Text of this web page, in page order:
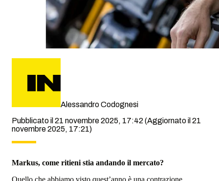
Alessandro Codognesi
Pubblicato il 21 novembre 2025, 17:42 (Aggiornato il 21
novembre 2025, 17:21)
Markus, come ritieni stia andando il mercato?